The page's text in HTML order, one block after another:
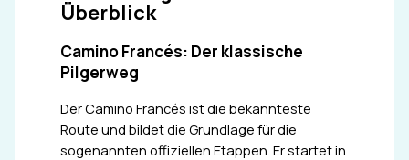
Überblick
Camino Francés: Der klassische
Pilgerweg
Der Camino Francés ist die bekannteste
Route und bildet die Grundlage für die
sogenannten offiziellen Etappen. Er startet in